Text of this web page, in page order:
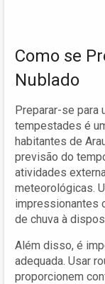
Como se
Nublado
Preparar-se para
tempestades é
habitantes de
previsão do
atividades
meteorológicas.
impressionantes
de chuva à
Além disso, é
adequada. Usar
proporcionem